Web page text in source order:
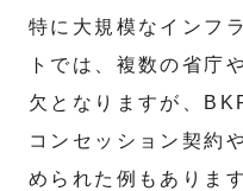
特に大規模なインフ
トでは、複数の省庁
欠となりますが、
コンセッション契約
められた例もありま